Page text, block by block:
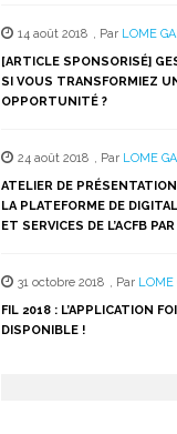
14 août 2018 , Par LOME
[ARTICLE SPONSORISÉ]
SI VOUS TRANSFORMIEZ
OPPORTUNITÉ ?
24 août 2018 , Par LOME
ATELIER DE
LA PLATEFORME DE
ET SERVICES DE L’ACFB
31 octobre 2018 , Par LOME
FIL 2018 : L’APPLICATION
DISPONIBLE !